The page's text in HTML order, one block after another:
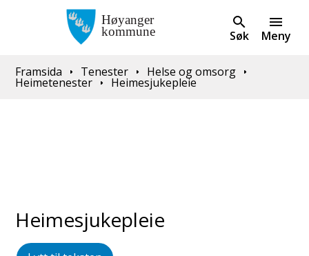
Søk Meny
Du er her:
Framsida Tenester Helse og omsorg
Heimetenester Heimesjukepleie
Heimesjukepleie